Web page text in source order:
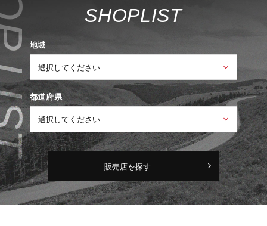
SHOPLIST
地域
都道府県
販売店を探す